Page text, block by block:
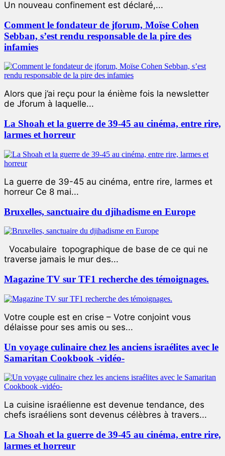
Un nouveau confinement est déclaré,...
Comment le fondateur de jforum, Moïse Cohen
Sebban, s’est rendu responsable de la pire des
infamies
Alors que j’ai reçu pour la énième fois la newsletter
de Jforum à laquelle...
La Shoah et la guerre de 39-45 au cinéma, entre rire,
larmes et horreur
La guerre de 39-45 au cinéma, entre rire, larmes et
horreur Ce 8 mai...
Bruxelles, sanctuaire du djihadisme en Europe
Vocabulaire topographique de base de ce qui ne
traverse jamais le mur des...
Magazine TV sur TF1 recherche des témoignages.
Votre couple est en crise – Votre conjoint vous
délaisse pour ses amis ou ses...
Un voyage culinaire chez les anciens israélites avec le
Samaritan Cookbook -vidéo-
La cuisine israélienne est devenue tendance, des
chefs israéliens sont devenus célèbres à travers...
La Shoah et la guerre de 39-45 au cinéma, entre rire,
larmes et horreur